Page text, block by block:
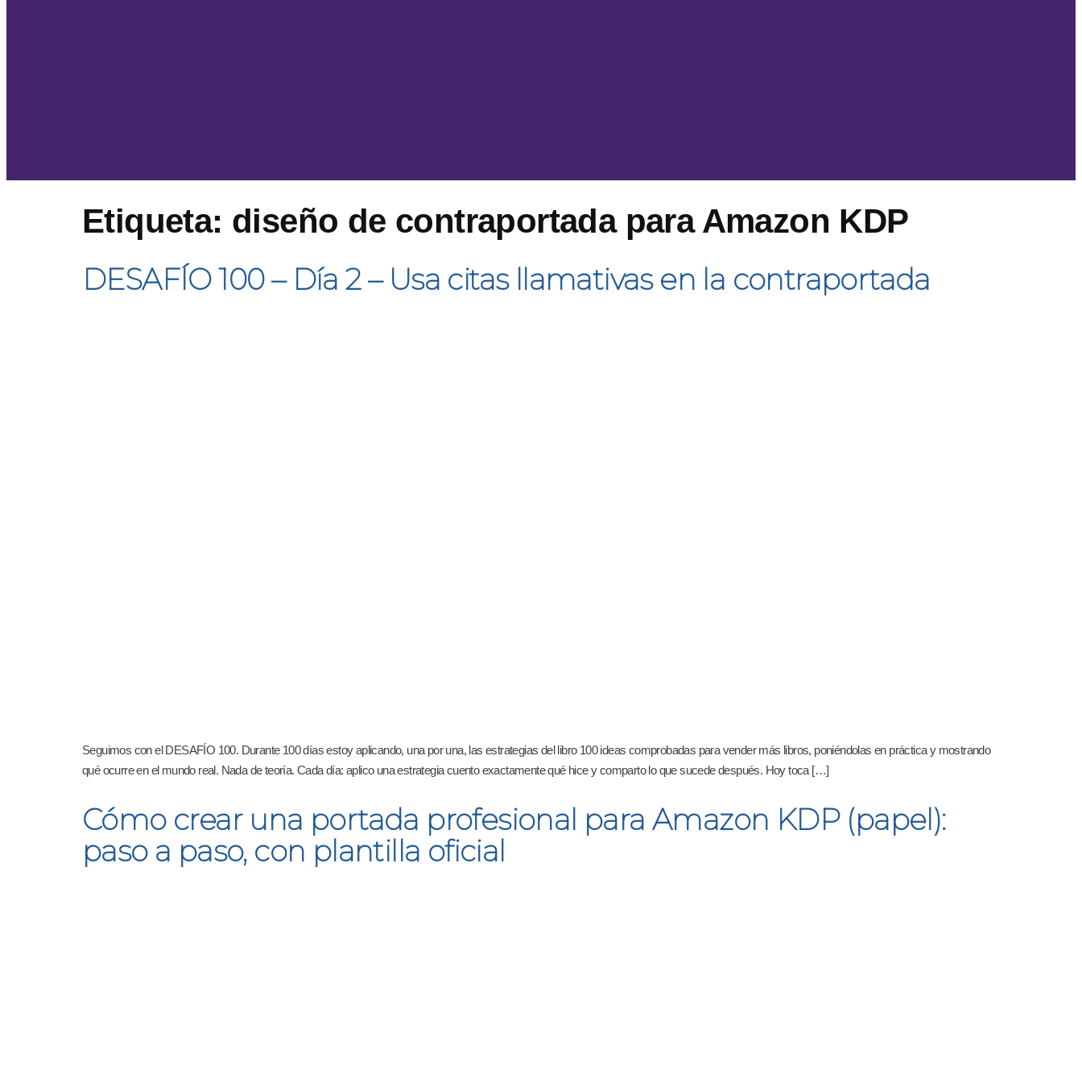
Etiqueta: diseño de contraportada para Amazon KDP
DESAFÍO 100 – Día 2 – Usa citas llamativas en la contraportada
Seguimos con el DESAFÍO 100. Durante 100 días estoy aplicando, una por una, las estrategias del libro 100 ideas comprobadas para vender más libros, poniéndolas en práctica y mostrando
qué ocurre en el mundo real. Nada de teoría. Cada día: aplico una estrategia cuento exactamente qué hice y comparto lo que sucede después. Hoy toca […]
Cómo crear una portada profesional para Amazon KDP (papel):
paso a paso, con plantilla oficial